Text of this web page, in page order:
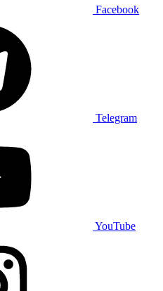
Facebook
Telegram
YouTube